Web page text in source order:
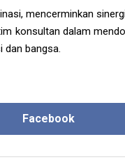
mencerminkan
konsultan dalam
dan bangsa.
Facebook